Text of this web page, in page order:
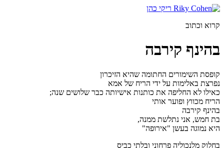
דלג
קרוא וכתוב
בהינף קירבה
קופסת השימורים החתומה שהיא הזיכרון
נפרצת באלימות על ידי הריח של אמא
כאילו לא החליפה את כותנות אישיותה כבר שלושים שנה;
הריח מכווץ ופוער אותי
בהינף קירבה
בת חמש, אני נתלשת ממנה,
היא נמוגה בעשן "אירופה"
בחלוק מלנכוליה פרחוני ובלתי כביס